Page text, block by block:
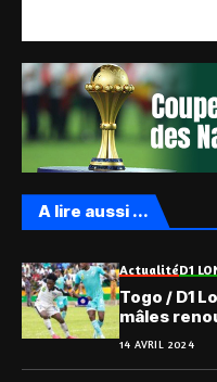
A lire aussi ...
ActualitéD1
Togo / D1
mâles
récapitulatif
14 AVRIL 2024